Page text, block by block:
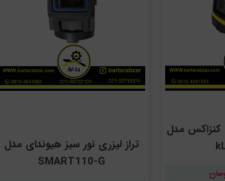
180 درجه کنزاکس مدل
تراز لیزری نور سبز هیوندای مدل
SMART110-G